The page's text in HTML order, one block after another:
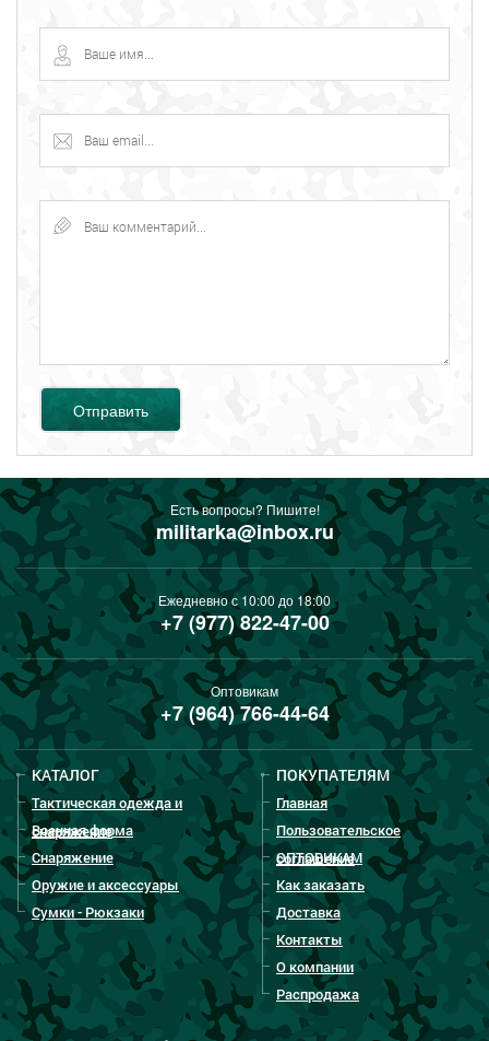
Отправить
Есть вопросы? Пишите!
militarka@inbox.ru
Ежедневно с 10:00 до 18:00
+7 (977) 822-47-00
Оптовикам
+7 (964) 766-44-64
КАТАЛОГ
Тактическая одежда и
снаряжение
Военная форма
Снаряжение
Оружие и аксессуары
Сумки - Рюкзаки
ПОКУПАТЕЛЯМ
Главная
Пользовательское
соглашение
ОПТОВИКАМ
Как заказать
Доставка
Контакты
О компании
Распродажа